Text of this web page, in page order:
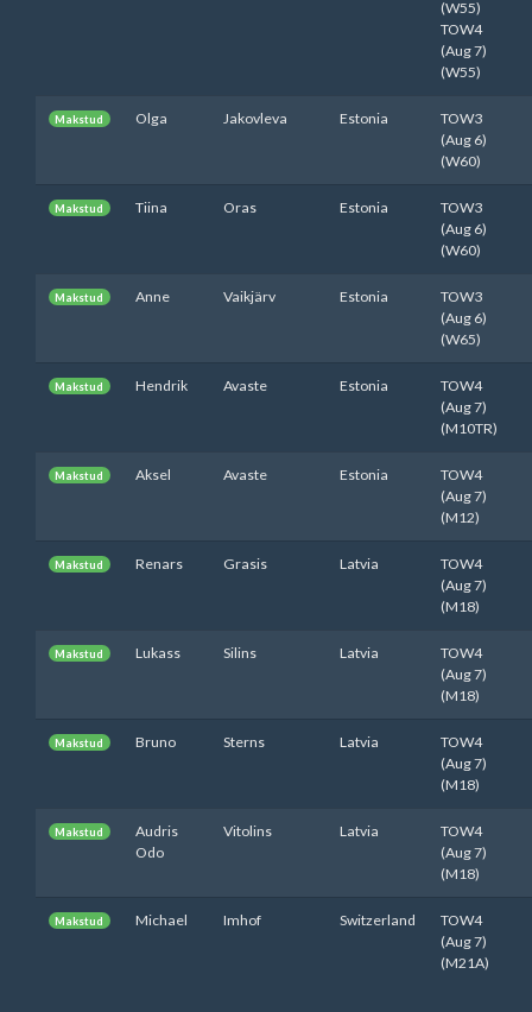
(W55)
TOW4
(Aug 7)
(W55)
Makstud Olga Jakovleva Estonia
TOW3
(Aug 6)
(W60)
Makstud Tiina Oras Estonia
TOW3
(Aug 6)
(W60)
Makstud Anne Vaikjärv Estonia
TOW3
(Aug 6)
(W65)
Makstud Hendrik Avaste Estonia
TOW4
(Aug 7)
(M10TR)
Makstud Aksel Avaste Estonia
TOW4
(Aug 7)
(M12)
Makstud Renars Grasis Latvia
TOW4
(Aug 7)
(M18)
Makstud Lukass Silins Latvia
TOW4
(Aug 7)
(M18)
Makstud Bruno Sterns Latvia
TOW4
(Aug 7)
(M18)
Makstud
Audris
Odo
Vitolins Latvia
TOW4
(Aug 7)
(M18)
Makstud Michael Imhof Switzerland
TOW4
(Aug 7)
(M21A)